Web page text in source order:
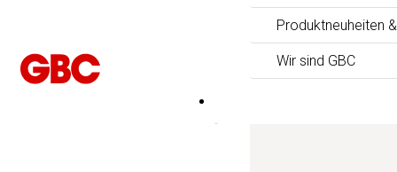
Produktneuheiten
Wir sind GBC